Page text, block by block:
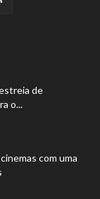
de
o...
com uma